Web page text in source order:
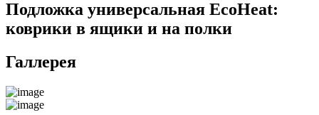
Подложка универсальная EcoHeat:
коврики в ящики и на полки
Галлерея